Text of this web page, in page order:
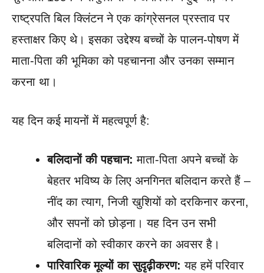
राष्ट्रपति बिल क्लिंटन ने एक कांग्रेसनल प्रस्ताव पर
हस्ताक्षर किए थे। इसका उद्देश्य बच्चों के पालन-पोषण में
माता-पिता की भूमिका को पहचानना और उनका सम्मान
करना था।
यह दिन कई मायनों में महत्वपूर्ण है:
बलिदानों की पहचान: माता-पिता अपने बच्चों के
बेहतर भविष्य के लिए अनगिनत बलिदान करते हैं –
नींद का त्याग, निजी खुशियों को दरकिनार करना,
और सपनों को छोड़ना। यह दिन उन सभी
बलिदानों को स्वीकार करने का अवसर है।
पारिवारिक मूल्यों का सुदृढ़ीकरण: यह हमें परिवार